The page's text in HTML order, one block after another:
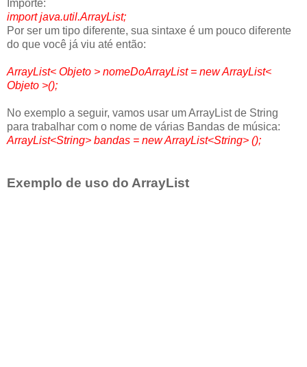
Importe:
import java.util.ArrayList;
Por ser um tipo diferente, sua sintaxe é um pouco diferente
do que você já viu até então:
ArrayList< Objeto > nomeDoArrayList = new ArrayList<
Objeto >();
No exemplo a seguir, vamos usar um ArrayList de String
para trabalhar com o nome de várias Bandas de música:
ArrayList<String> bandas = new ArrayList<String> ();
Exemplo de uso do ArrayList